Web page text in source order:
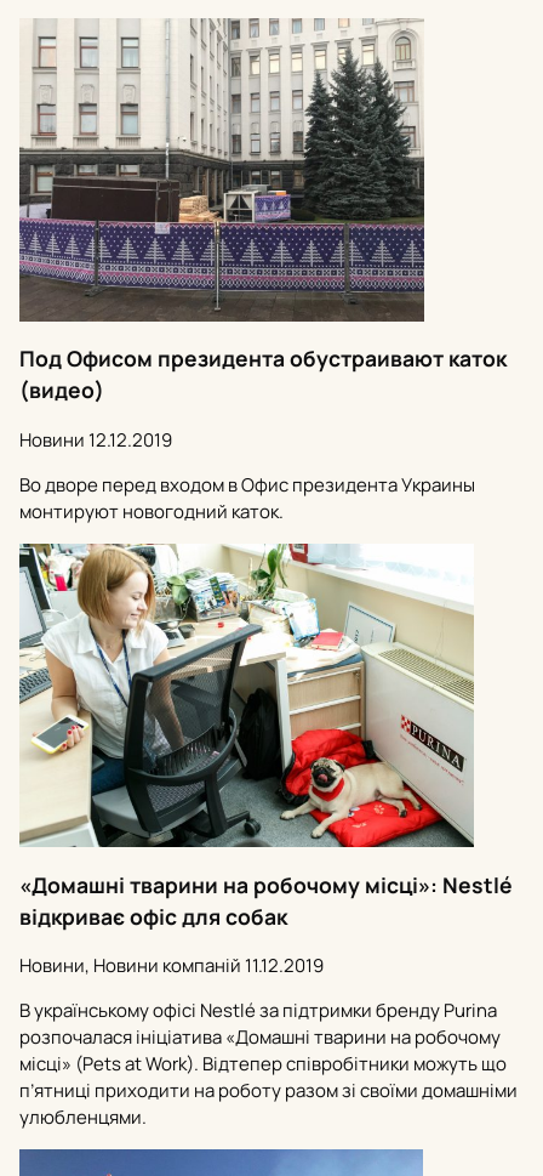
Под Офисом президента обустраивают каток
(видео)
Новини 12.12.2019
Во дворе перед входом в Офис президента Украины
монтируют новогодний каток.
«Домашні тварини на робочому місці»: Nestlé
відкриває офіс для собак
Новини, Новини компаній 11.12.2019
В українському офісі Nestlé за підтримки бренду Purina
розпочалася ініціатива «Домашні тварини на робочому
місці» (Pets at Work). Відтепер співробітники можуть що
п’ятниці приходити на роботу разом зі своїми домашніми
улюбленцями.